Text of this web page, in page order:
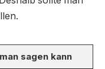
sagen kann